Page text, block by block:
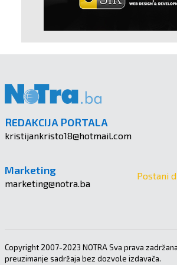
REDAKCIJA PORTALA
kristijankristo18@hotmail.com
Marketing
marketing@notra.ba
Postani
Copyright 2007-2023 NOTRA Sva prava
preuzimanje sadržaja bez dozvole izdavača.